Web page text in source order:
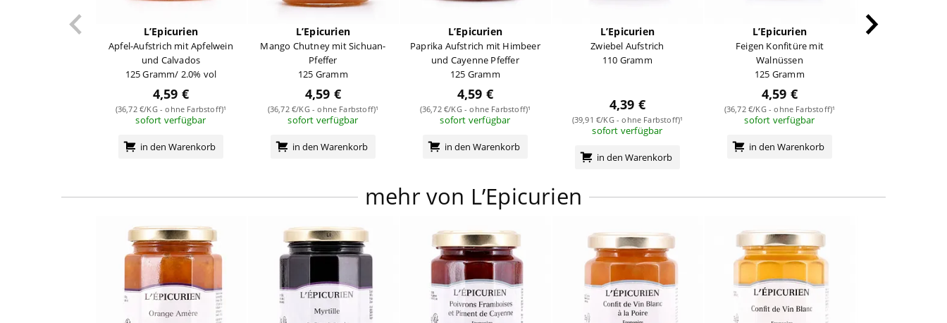
L’Epicurien
Apfel-Aufstrich mit Apfelwein
und Calvados
125 Gramm/ 2.0% vol
4,59 €
(36,72 €/KG - ohne Farbstoff)¹
sofort verfügbar
in den Warenkorb
L’Epicurien
Mango Chutney mit Sichuan-
Pfeffer
125 Gramm
4,59 €
(36,72 €/KG - ohne Farbstoff)¹
sofort verfügbar
in den Warenkorb
L’Epicurien
Paprika Aufstrich mit Himbeer
und Cayenne Pfeffer
125 Gramm
4,59 €
(36,72 €/KG - ohne Farbstoff)¹
sofort verfügbar
in den Warenkorb
L’Epicurien
Zwiebel Aufstrich
110 Gramm
4,39 €
(39,91 €/KG - ohne Farbstoff)¹
sofort verfügbar
in den Warenkorb
L’Epicurien
Feigen Konfitüre mit
Walnüssen
125 Gramm
4,59 €
(36,72 €/KG - ohne Farbstoff)¹
sofort verfügbar
in den Warenkorb
mehr von L’Epicurien